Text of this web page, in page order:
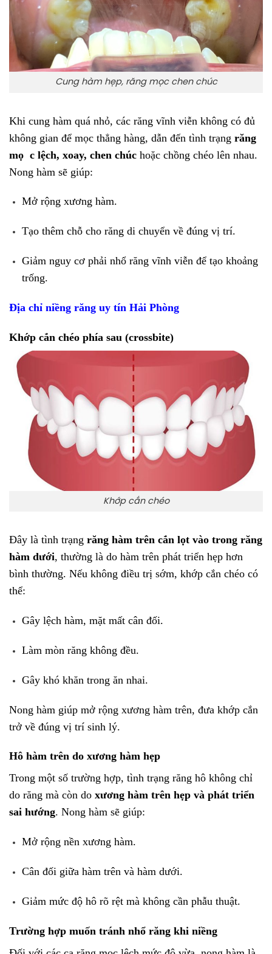
Cung hàm hẹp, răng mọc chen chúc
Khi cung hàm quá nhỏ, các răng vĩnh viễn không có đủ
không gian để mọc thẳng hàng, dẫn đến tình trạng răng
mọ c lệch, xoay, chen chúc hoặc chồng chéo lên nhau.
Nong hàm sẽ giúp:
Mở rộng xương hàm.
Tạo thêm chỗ cho răng di chuyển về đúng vị trí.
Giảm nguy cơ phải nhổ răng vĩnh viễn để tạo khoảng
trống.
Địa chỉ niềng răng uy tín Hải Phòng
Khớp cắn chéo phía sau (crossbite)
Khớp cắn chéo
Đây là tình trạng răng hàm trên cắn lọt vào trong răng
hàm dưới, thường là do hàm trên phát triển hẹp hơn
bình thường. Nếu không điều trị sớm, khớp cắn chéo có
thể:
Gây lệch hàm, mặt mất cân đối.
Làm mòn răng không đều.
Gây khó khăn trong ăn nhai.
Nong hàm giúp mở rộng xương hàm trên, đưa khớp cắn
trở về đúng vị trí sinh lý.
Hô hàm trên do xương hàm hẹp
Trong một số trường hợp, tình trạng răng hô không chỉ
do răng mà còn do xương hàm trên hẹp và phát triển
sai hướng. Nong hàm sẽ giúp:
Mở rộng nền xương hàm.
Cân đối giữa hàm trên và hàm dưới.
Giảm mức độ hô rõ rệt mà không cần phẫu thuật.
Trường hợp muốn tránh nhổ răng khi niềng